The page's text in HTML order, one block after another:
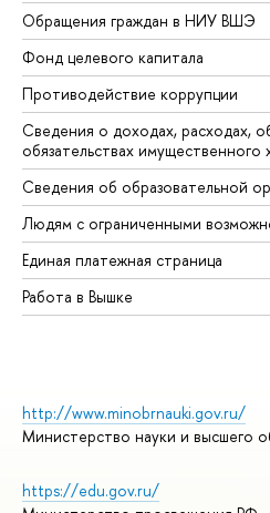
Обращения граждан в НИУ ВШЭ
Фонд целевого капитала
Противодействие коррупции
Сведения о доходах, расходах,
обязательствах имущественного
Сведения об образовательной
Людям с ограниченными
Единая платежная страница
Работа в Вышке
http://www.minobrnauki.gov.ru/
Министерство науки и высшего
https://edu.gov.ru/